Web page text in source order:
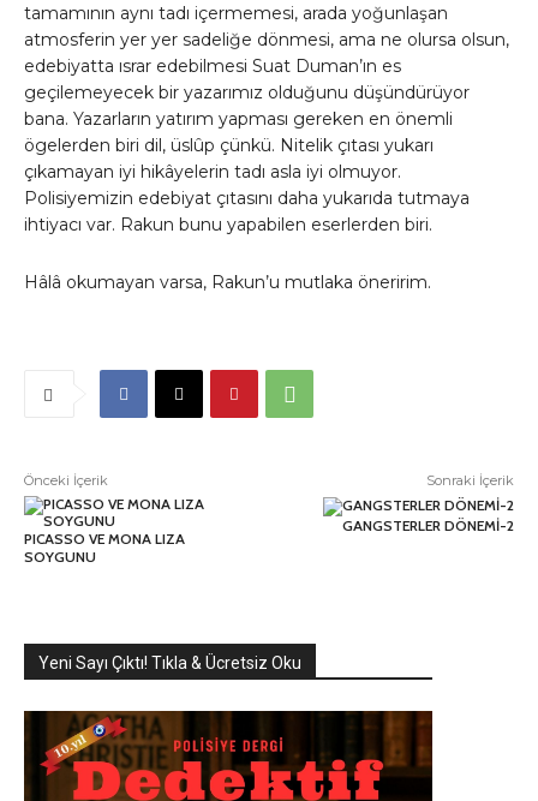
tamamının aynı tadı içermemesi, arada yoğunlaşan
atmosferin yer yer sadeliğe dönmesi, ama ne olursa olsun,
edebiyatta ısrar edebilmesi Suat Duman’ın es
geçilemeyecek bir yazarımız olduğunu düşündürüyor
bana. Yazarların yatırım yapması gereken en önemli
ögelerden biri dil, üslûp çünkü. Nitelik çıtası yukarı
çıkamayan iyi hikâyelerin tadı asla iyi olmuyor.
Polisiyemizin edebiyat çıtasını daha yukarıda tutmaya
ihtiyacı var. Rakun bunu yapabilen eserlerden biri.
Hâlâ okumayan varsa, Rakun’u mutlaka öneririm.
Önceki İçerik
PICASSO VE MONA LIZA
SOYGUNU
Sonraki İçerik
GANGSTERLER DÖNEMİ-2
Yeni Sayı Çıktı! Tıkla & Ücretsiz Oku